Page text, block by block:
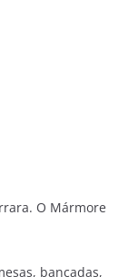
O Mármore
bancadas,